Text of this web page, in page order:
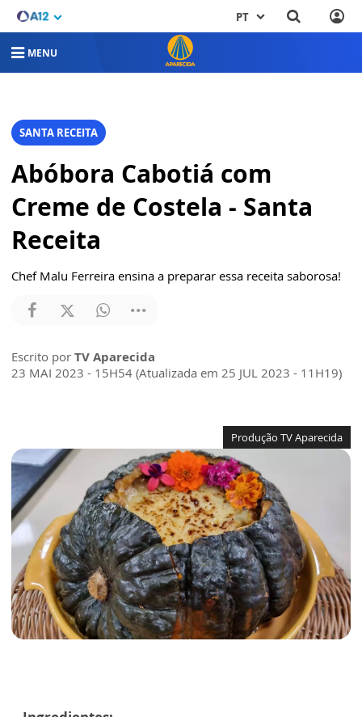
PT
MENU
SANTA RECEITA
Abóbora Cabotiá com
Creme de Costela - Santa
Receita
Chef Malu Ferreira ensina a preparar essa receita saborosa!
Escrito por TV Aparecida
23 MAI 2023 - 15H54 (Atualizada em 25 JUL 2023 - 11H19)
Produção TV Aparecida